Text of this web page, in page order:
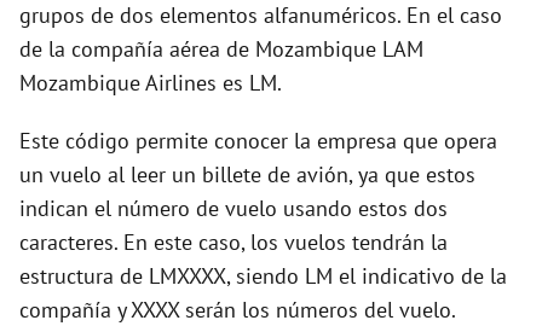
grupos de dos elementos alfanuméricos. En el caso
de la compañía aérea de Mozambique LAM
Mozambique Airlines es LM.
Este código permite conocer la empresa que opera
un vuelo al leer un billete de avión, ya que estos
indican el número de vuelo usando estos dos
caracteres. En este caso, los vuelos tendrán la
estructura de LMXXXX, siendo LM el indicativo de la
compañía y XXXX serán los números del vuelo.